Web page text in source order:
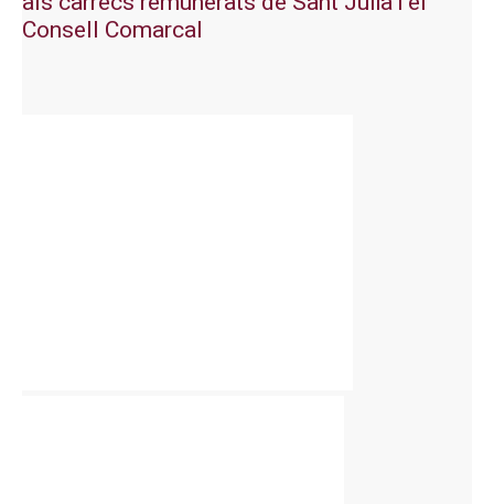
Consell Comarcal